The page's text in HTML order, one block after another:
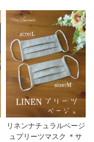
リネンナチュラルベージ
ュプリーツマスク ＊サ